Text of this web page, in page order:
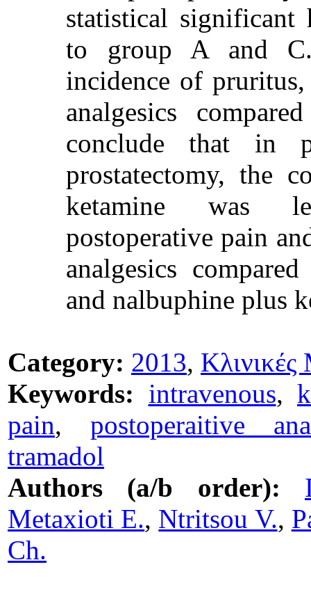
statistical significant
to group A and
incidence of
analgesics
conclude that in
prostatectomy, the
ketamine was
postoperative pain
analgesics
and nalbuphine plus
Category: 2013, Κλινικές
Keywords: intravenous,
pain, postoperaitive
tramadol
Authors (a/b order):
Metaxioti E., Ntritsou V.,
Ch.